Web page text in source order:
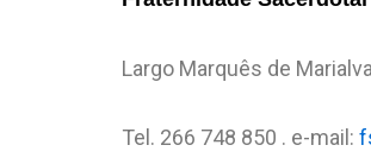
Largo Marquês de
Tel. 266 748 850 . e-mail: